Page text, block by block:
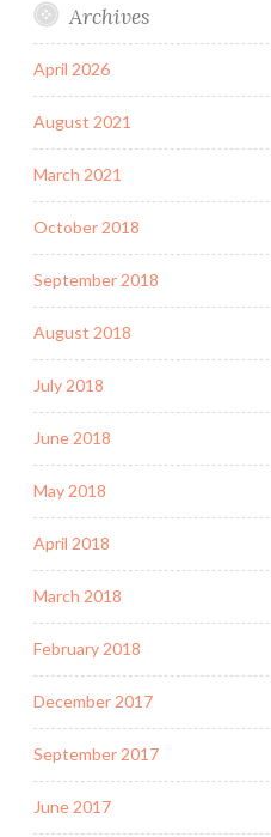
Archives
April 2026
August 2021
March 2021
October 2018
September 2018
August 2018
July 2018
June 2018
May 2018
April 2018
March 2018
February 2018
December 2017
September 2017
June 2017